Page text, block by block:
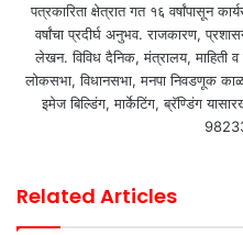
पत्रकारिता क्षेत्रात गत १६ वर्षांपासून
वर्षांचा प्रदीर्घ अनुभव. राजकारण,
लेखन. विविध दैनिक, मंत्रालय, माहिती
लोकसभा, विधानसभा, मनपा निवडणूक
इमेज बिल्डिंग, मार्केटिंग, ब्रॅण्डिंग
Related Articles